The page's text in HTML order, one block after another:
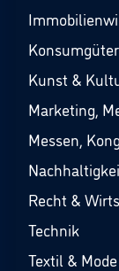
Kunst &
Marketing,
Messen,
Recht &
Technik
Textil & Mode